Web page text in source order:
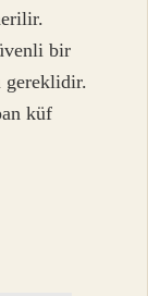
bir
gereklidir.
küf